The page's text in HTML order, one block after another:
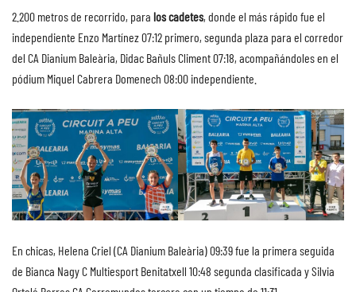
2.200 metros de recorrido, para los cadetes, donde el más rápido fue el
independiente Enzo Martínez 07:12 primero, segunda plaza para el corredor
del CA Dianium Baleària, Didac Bañuls Climent 07:18, acompañándoles en el
pódium Miquel Cabrera Domenech 08:00 independiente.
En chicas, Helena Criel (CA Dianium Baleària) 09:39 fue la primera seguida
de Bianca Nagy C Multiesport Benitatxell 10:48 segunda clasificada y Silvia